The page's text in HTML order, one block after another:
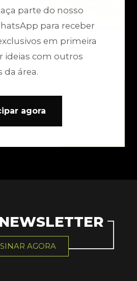
parte do nosso
para receber
em primeira
ideias com outros
da área.
agora
AGORA